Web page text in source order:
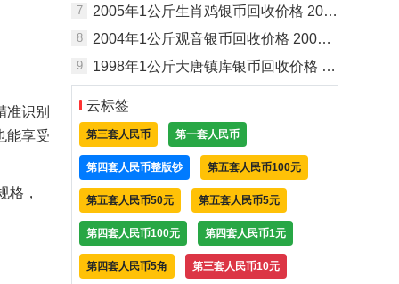
准识别
能享受
格，
7 2005年1公斤生肖鸡银币回收价格 2005年1公斤生肖鸡银币回收电话
8 2004年1公斤观音银币回收价格 2004年1公斤观音银币回收电话
9 1998年1公斤大唐镇库银币回收价格 1998年1公斤大唐镇库银币回收电话
云标签
第三套人民币 第一套人民币
第四套人民币整版钞 第五套人民币100元
第五套人民币50元 第五套人民币5元
第四套人民币100元 第四套人民币1元
第四套人民币5角 第三套人民币10元